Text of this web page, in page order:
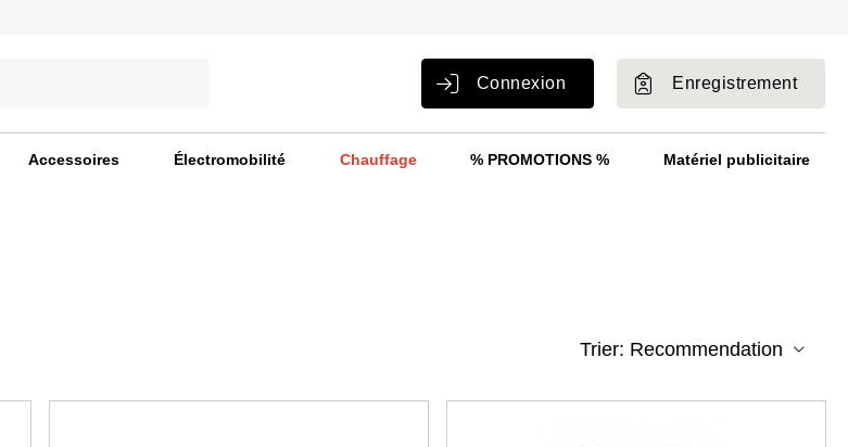
Connexion Enregistrement
Accessoires Électromobilité Chauffage % PROMOTIONS % Matériel publicitaire